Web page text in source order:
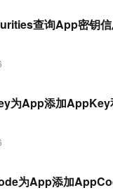
查询App密钥信
为App添加
为App添加